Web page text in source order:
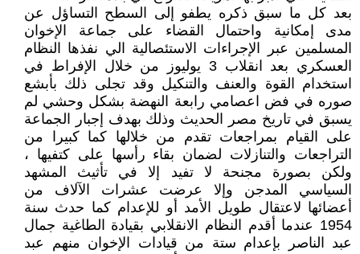
بعد كل ما سبق ذكره يطفو إلى السطح التساؤل عن
مدى إمكانية واحتمال القضاء على جماعة الإخوان
المسلمين عبر الإجراءات الاستئصالية الي نفذها النظام
العسكري بعد انقلاب 3 يوليوز من خلال الإفراط في
استخدام القوة والعنف والتنكيل وقد تجلى ذلك بأبشع
صوره في فض اعصامي رابعة النهضة بشكل وحشي لم
يسبق في تاريخ مصر الحديث وذلك بهدف إجبار الجماعة
على القيام بمراجعات تقدم من خلالها كما كبيرا من
التراجعات والتنازلات لضمان بقاء رأسها على كتفيها ،
ولكن بصورة مجنحة لا تفيد إلا في تأثيث المشهد
السياسي المدجن وإلا عرضت عشرات الآلاف من
أعضائها لاعتقال طويل الأمد أو للإعدام كما حدث سنة
1954 عندما أقدم النظام الانقلابي بقيادة الطاغية جمال
عبد الناصر بإعدام ستة من قيادات الإخوان منهم عبد